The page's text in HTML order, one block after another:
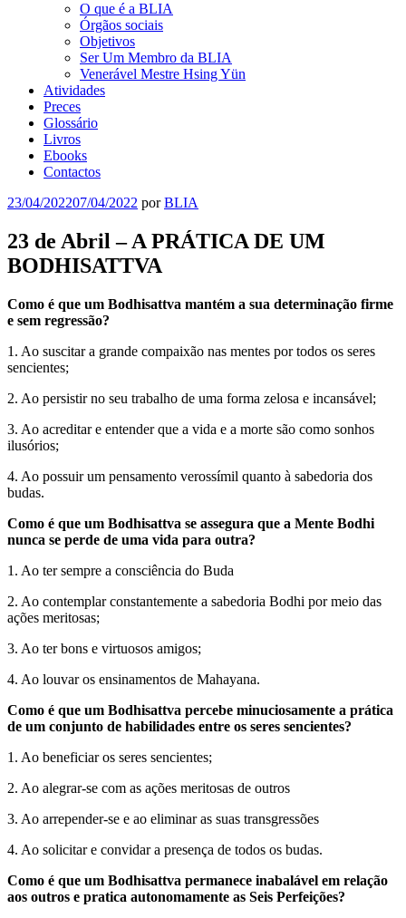
O que é a BLIA
Órgãos sociais
Objetivos
Ser Um Membro da BLIA
Venerável Mestre Hsing Yün
Atividades
Preces
Glossário
Livros
Ebooks
Contactos
23/04/202207/04/2022 porBLIA
23 de Abril – A PRÁTICA DE UM
BODHISATTVA
Como é que um Bodhisattva mantém a sua determinação firme
e sem regressão?
1. Ao suscitar a grande compaixão nas mentes por todos os seres
sencientes;
2. Ao persistir no seu trabalho de uma forma zelosa e incansável;
3. Ao acreditar e entender que a vida e a morte são como sonhos
ilusórios;
4. Ao possuir um pensamento verossímil quanto à sabedoria dos
budas.
Como é que um Bodhisattva se assegura que a Mente Bodhi
nunca se perde de uma vida para outra?
1. Ao ter sempre a consciência do Buda
2. Ao contemplar constantemente a sabedoria Bodhi por meio das
ações meritosas;
3. Ao ter bons e virtuosos amigos;
4. Ao louvar os ensinamentos de Mahayana.
Como é que um Bodhisattva percebe minuciosamente a prática
de um conjunto de habilidades entre os seres sencientes?
1. Ao beneficiar os seres sencientes;
2. Ao alegrar-se com as ações meritosas de outros
3. Ao arrepender-se e ao eliminar as suas transgressões
4. Ao solicitar e convidar a presença de todos os budas.
Como é que um Bodhisattva permanece inabalável em relação
aos outros e pratica autonomamente as Seis Perfeições?